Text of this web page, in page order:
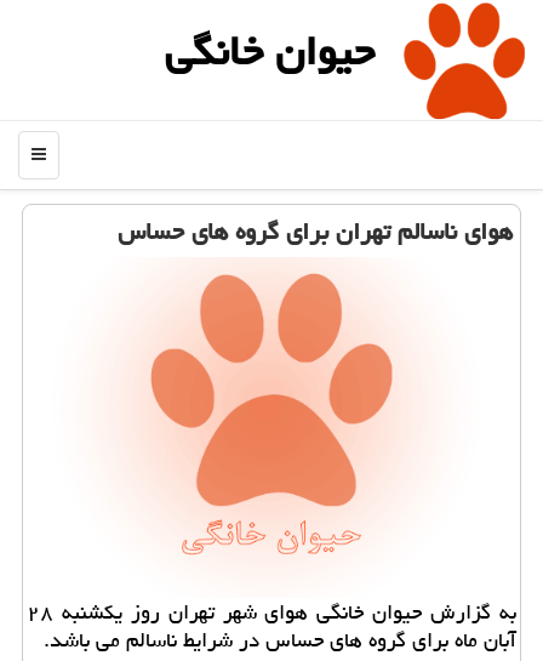
حیوان خانگی
منو
هوای ناسالم تهران برای گروه های حساس
به گزارش حیوان خانگی هوای شهر تهران روز یكشنبه ۲۸
آبان ماه برای گروه های حساس در شرایط ناسالم می باشد.